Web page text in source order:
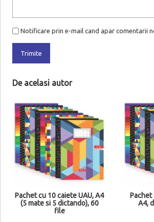
Notificare prin e-mail cand apar comentarii
Trimite
De acelasi autor
cu 10 caiete UAU, A4
si 5 dictando), 60
Pachet cu 10
A4, dictando,